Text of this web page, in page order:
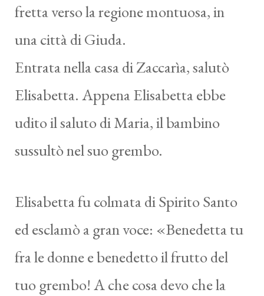
fretta verso la regione montuosa, in
una città di Giuda.
Entrata nella casa di Zaccarìa, salutò
Elisabetta. Appena Elisabetta ebbe
udito il saluto di Maria, il bambino
sussultò nel suo grembo.
Elisabetta fu colmata di Spirito Santo
ed esclamò a gran voce: «Benedetta tu
fra le donne e benedetto il frutto del
tuo grembo! A che cosa devo che la